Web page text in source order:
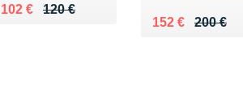
120 €
Au lieu de 120 €
102 €
Vendu 102 €
200 €
Au lieu de 200 €
152 €
Vendu 152 €